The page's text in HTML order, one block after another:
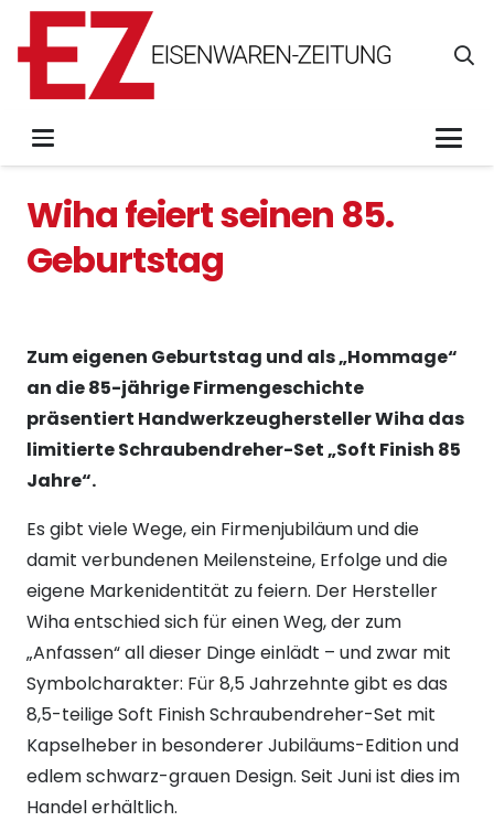
Wiha feiert seinen 85.
Geburtstag
Zum eigenen Geburtstag und als „Hommage“
an die 85-jährige Firmengeschichte
präsentiert Handwerkzeughersteller Wiha das
limitierte Schraubendreher-Set „Soft Finish 85
Jahre“.
Es gibt viele Wege, ein Firmenjubiläum und die
damit verbundenen Meilensteine, Erfolge und die
eigene Markenidentität zu feiern. Der Hersteller
Wiha entschied sich für einen Weg, der zum
„Anfassen“ all dieser Dinge einlädt – und zwar mit
Symbolcharakter: Für 8,5 Jahrzehnte gibt es das
8,5-teilige Soft Finish Schraubendreher-Set mit
Kapselheber in besonderer Jubiläums-Edition und
edlem schwarz-grauen Design. Seit Juni ist dies im
Handel erhältlich.